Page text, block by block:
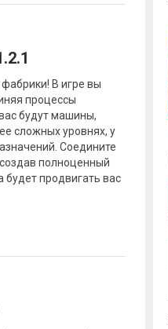
В игре вы
процессы
будут машины,
сложных уровнях, у
Соедините
полноценный
продвигать вас